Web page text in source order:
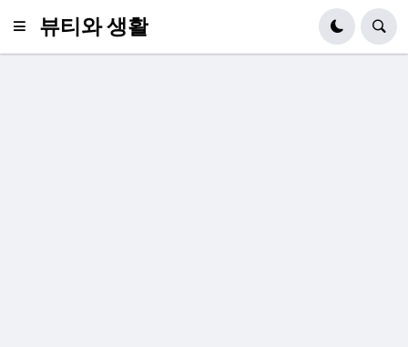
뷰티와 생활